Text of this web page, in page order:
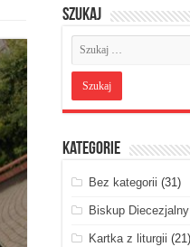
Szukaj
Kategorie
Bez kategorii (31)
Biskup Diecezjalny
Kartka z liturgii (21)